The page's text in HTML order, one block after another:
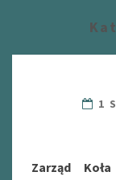
1
Zarząd